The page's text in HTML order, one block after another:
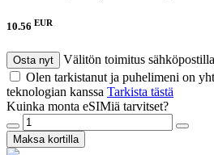
10.56 EUR
Osta nyt
Välitön toimitus
Olen tarkistanut ja puhelimeni on
teknologian kanssa Tarkista tästä
Kuinka monta eSIMiä tarvitset?
Maksa kortilla